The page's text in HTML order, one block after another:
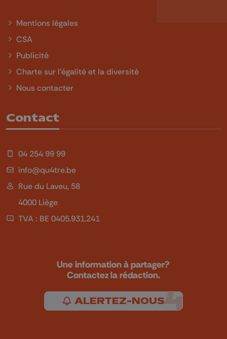
Mentions légales
CSA
Publicité
Charte sur l'égalité et la diversité
Nous contacter
Contact
04 254 99 99
info@qu4tre.be
Rue du Laveu, 58
4000 Liège
TVA : BE 0405.931.241
Une information à partager?
Contactez la rédaction.
ALERTEZ-NOUS